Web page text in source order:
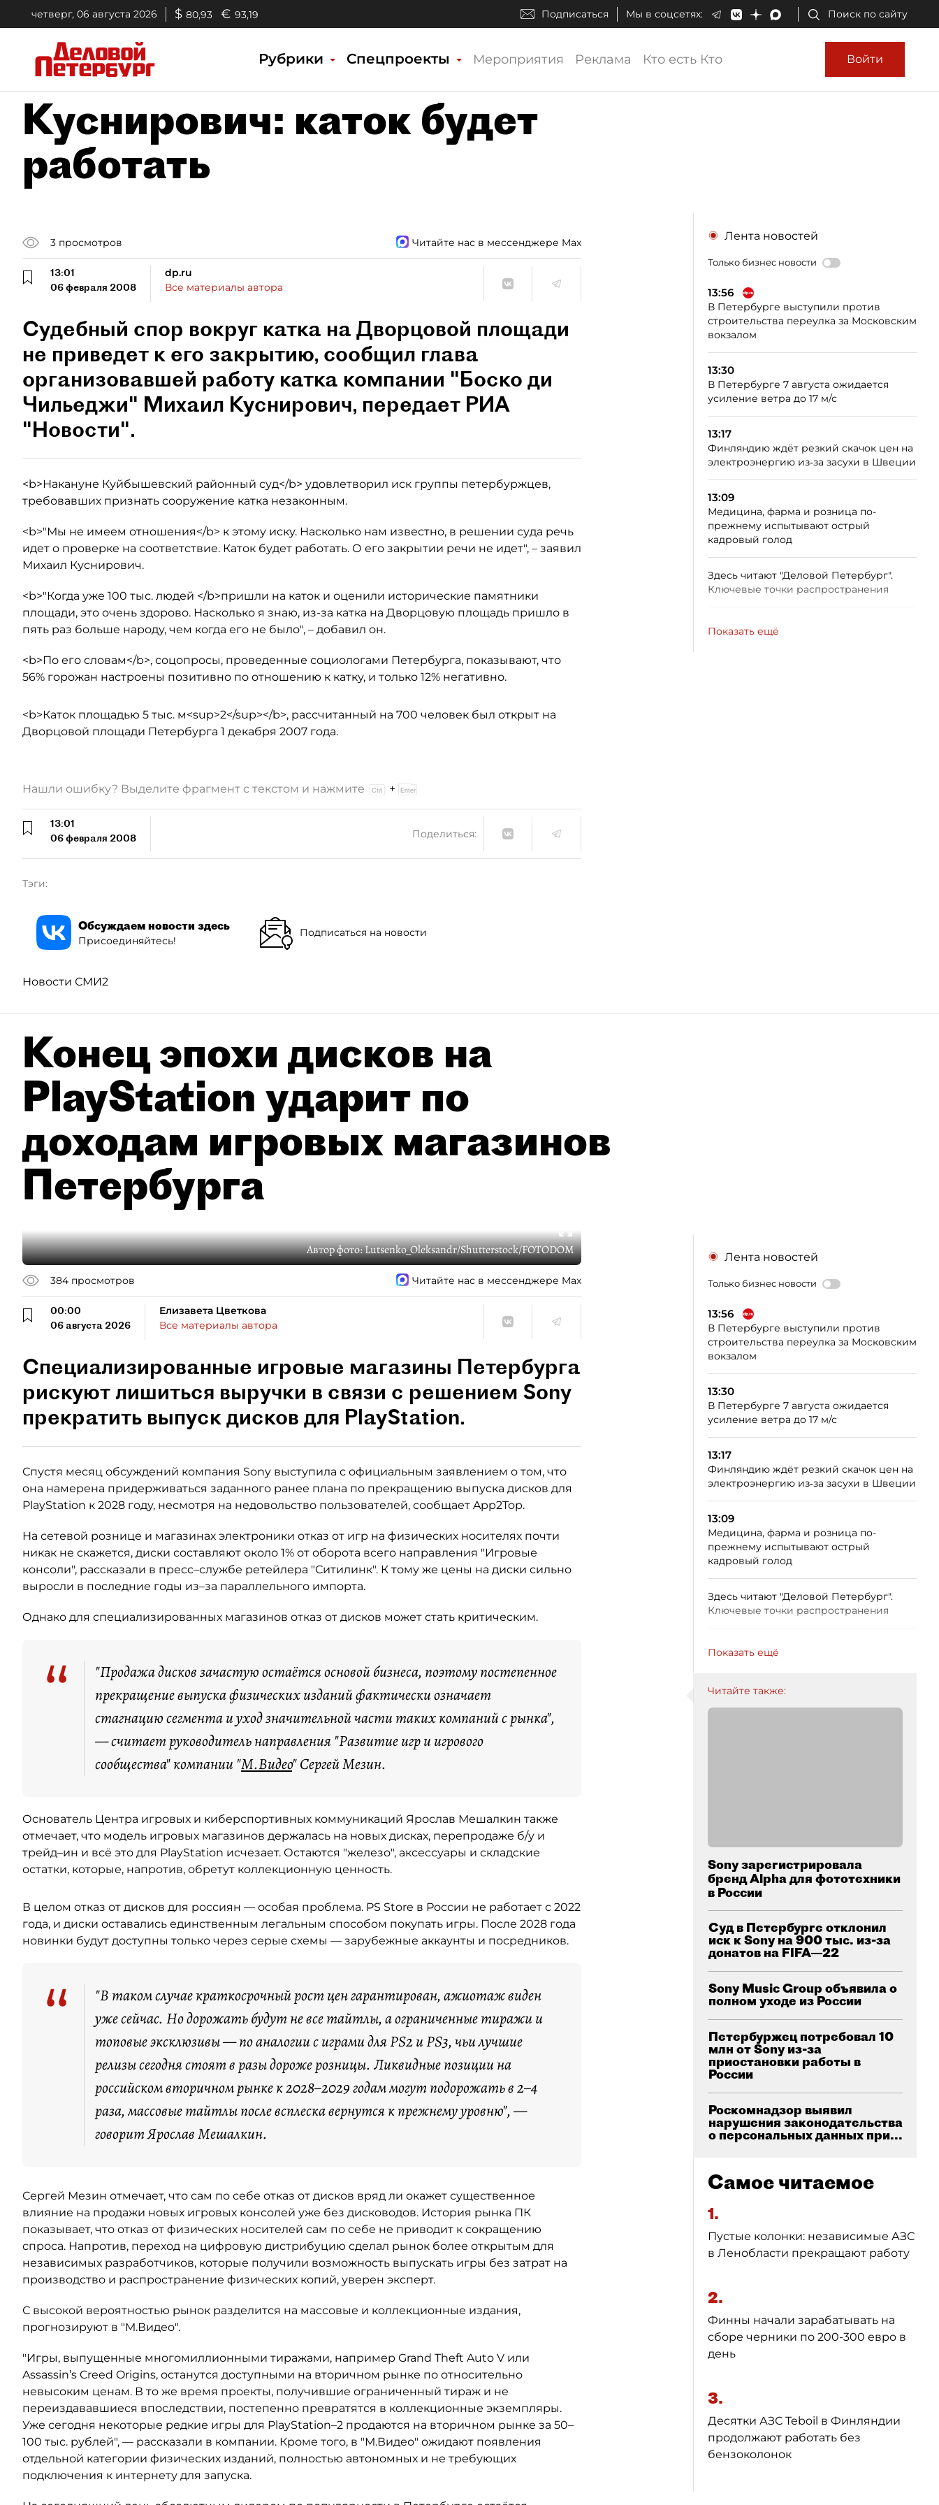
четверг, 06 августа 2026 $ 80,93 € 93,19 Подписаться Мы в соцсетях: Поиск по сайту
Рубрики Спецпроекты Мероприятия Реклама Кто есть Кто Войти
Куснирович: каток будет
работать
3 просмотров Читайте нас в мессенджере Max
13:01
06 февраля 2008
dp.ru
Все материалы автора
Судебный спор вокруг катка на Дворцовой площади
не приведет к его закрытию, сообщил глава
организовавшей работу катка компании "Боско ди
Чильеджи" Михаил Куснирович, передает РИА
"Новости".
<b>Накануне Куйбышевский районный суд</b> удовлетворил иск группы петербуржцев,
требовавших признать сооружение катка незаконным.
<b>"Мы не имеем отношения</b> к этому иску. Насколько нам известно, в решении суда речь
идет о проверке на соответствие. Каток будет работать. О его закрытии речи не идет", – заявил
Михаил Куснирович.
<b>"Когда уже 100 тыс. людей </b>пришли на каток и оценили исторические памятники
площади, это очень здорово. Насколько я знаю, из-за катка на Дворцовую площадь пришло в
пять раз больше народу, чем когда его не было", – добавил он.
<b>По его словам</b>, соцопросы, проведенные социологами Петербурга, показывают, что
56% горожан настроены позитивно по отношению к катку, и только 12% негативно.
<b>Каток площадью 5 тыс. м<sup>2</sup></b>, рассчитанный на 700 человек был открыт на
Дворцовой площади Петербурга 1 декабря 2007 года.
Лента новостей
Только бизнес новости
13:56
В Петербурге выступили против
строительства переулка за Московским
вокзалом
13:30
В Петербурге 7 августа ожидается
усиление ветра до 17 м/с
13:17
Финляндию ждёт резкий скачок цен на
электроэнергию из‑за засухи в Швеции
13:09
Медицина, фарма и розница по-
прежнему испытывают острый
кадровый голод
Здесь читают "Деловой Петербург".
Ключевые точки распространения
Показать ещё
Нашли ошибку? Выделите фрагмент с текстом и нажмите +
13:01
06 февраля 2008
Поделиться:
Тэги:
Обсуждаем новости здесь
Присоединяйтесь!
Подписаться на новости
Новости СМИ2
Конец эпохи дисков на
PlayStation ударит по
доходам игровых магазинов
Петербурга
Автор фото:Lutsenko_Oleksandr/Shutterstock/FOTODOM
384 просмотров Читайте нас в мессенджере Max
00:00
06 августа 2026
Елизавета Цветкова
Все материалы автора
Специализированные игровые магазины Петербурга
рискуют лишиться выручки в связи с решением Sony
прекратить выпуск дисков для PlayStation.
Спустя месяц обсуждений компания Sony выступила с официальным заявлением о том, что
она намерена придерживаться заданного ранее плана по прекращению выпуска дисков для
PlayStation к 2028 году, несмотря на недовольство пользователей, сообщает App2Top.
На сетевой рознице и магазинах электроники отказ от игр на физических носителях почти
никак не скажется, диски составляют около 1% от оборота всего направления "Игровые
консоли", рассказали в пресс–службе ретейлера "Ситилинк". К тому же цены на диски сильно
выросли в последние годы из–за параллельного импорта.
Однако для специализированных магазинов отказ от дисков может стать критическим.
“
"Продажа дисков зачастую остаётся основой бизнеса, поэтому постепенное
прекращение выпуска физических изданий фактически означает
стагнацию сегмента и уход значительной части таких компаний с рынка",
— считает руководитель направления "Развитие игр и игрового
сообщества" компании "М.Видео" Сергей Мезин.
Основатель Центра игровых и киберспортивных коммуникаций Ярослав Мешалкин также
отмечает, что модель игровых магазинов держалась на новых дисках, перепродаже б/у и
трейд–ин и всё это для PlayStation исчезает. Остаются "железо", аксессуары и складские
остатки, которые, напротив, обретут коллекционную ценность.
В целом отказ от дисков для россиян — особая проблема. PS Store в России не работает с 2022
года, и диски оставались единственным легальным способом покупать игры. После 2028 года
новинки будут доступны только через серые схемы — зарубежные аккаунты и посредников.
“
"В таком случае краткосрочный рост цен гарантирован, ажиотаж виден
уже сейчас. Но дорожать будут не все тайтлы, а ограниченные тиражи и
топовые эксклюзивы — по аналогии с играми для PS2 и PS3, чьи лучшие
релизы сегодня стоят в разы дороже розницы. Ликвидные позиции на
российском вторичном рынке к 2028–2029 годам могут подорожать в 2–4
раза, массовые тайтлы после всплеска вернутся к прежнему уровню", —
говорит Ярослав Мешалкин.
Сергей Мезин отмечает, что сам по себе отказ от дисков вряд ли окажет существенное
влияние на продажи новых игровых консолей уже без дисководов. История рынка ПК
показывает, что отказ от физических носителей сам по себе не приводит к сокращению
спроса. Напротив, переход на цифровую дистрибуцию сделал рынок более открытым для
независимых разработчиков, которые получили возможность выпускать игры без затрат на
производство и распространение физических копий, уверен эксперт.
С высокой вероятностью рынок разделится на массовые и коллекционные издания,
прогнозируют в "М.Видео".
"Игры, выпущенные многомиллионными тиражами, например Grand Theft Auto V или
Assassin’s Creed Origins, останутся доступными на вторичном рынке по относительно
невысоким ценам. В то же время проекты, получившие ограниченный тираж и не
переиздававшиеся впоследствии, постепенно превратятся в коллекционные экземпляры.
Уже сегодня некоторые редкие игры для PlayStation–2 продаются на вторичном рынке за 50–
100 тыс. рублей", — рассказали в компании. Кроме того, в "М.Видео" ожидают появления
отдельной категории физических изданий, полностью автономных и не требующих
подключения к интернету для запуска.
Лента новостей
Только бизнес новости
13:56
В Петербурге выступили против
строительства переулка за Московским
вокзалом
13:30
В Петербурге 7 августа ожидается
усиление ветра до 17 м/с
13:17
Финляндию ждёт резкий скачок цен на
электроэнергию из‑за засухи в Швеции
13:09
Медицина, фарма и розница по-
прежнему испытывают острый
кадровый голод
Здесь читают "Деловой Петербург".
Ключевые точки распространения
Показать ещё
Читайте также:
Sony зарегистрировала
бренд Alpha для фототехники
в России
Суд в Петербурге отклонил
иск к Sony на 900 тыс. из-за
донатов на FIFA—22
Sony Music Group объявила о
полном уходе из России
Петербуржец потребовал 10
млн от Sony из-за
приостановки работы в
России
Роскомнадзор выявил
нарушения законодательства
о персональных данных при...
Самое читаемое
1.
Пустые колонки: независимые АЗС
в Ленобласти прекращают работу
2.
Финны начали зарабатывать на
сборе черники по 200-300 евро в
день
3.
Десятки АЗС Teboil в Финляндии
продолжают работать без
бензоколонок